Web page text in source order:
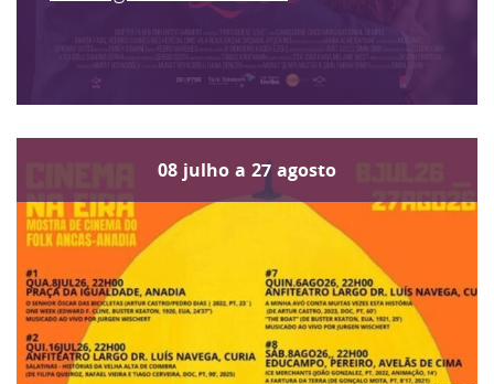
08 julho a 27 agosto